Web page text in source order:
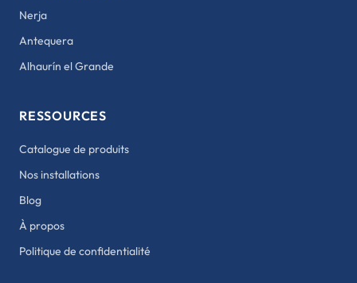
Nerja
Antequera
Alhaurín el Grande
RESSOURCES
Catalogue de produits
Nos installations
Blog
À propos
Politique de confidentialité